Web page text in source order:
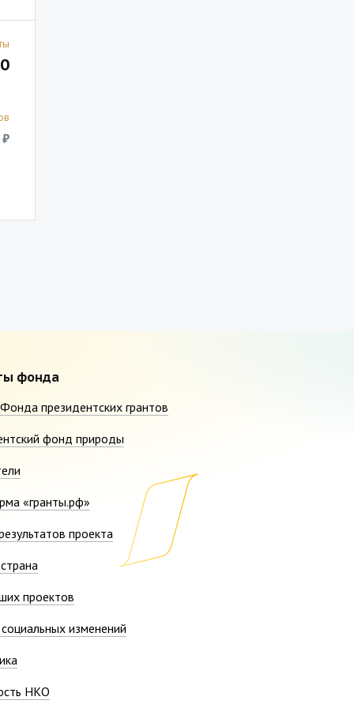
0
₽
фонда
президентских грантов
фонд природы
«гранты.рф»
проекта
проектов
изменений
НКО